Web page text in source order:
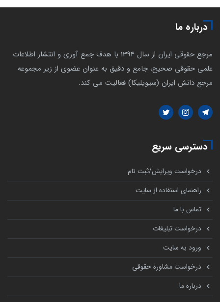
درباره ما
مرجع حقوقی ایران از سال 1394 با هدف جمع آوری و انتشار اطلاعات
علمی حقوقی صحیح، جامع و دقیق به عنوان عضوی از زیر مجموعه
مرجع دانش ایران (سیویلیکا) فعالیت می کند.
دسترسی سریع
درخواست ویرایش/ثبت نام
راهنمای استفاده از سایت
تماس با ما
درخواست تبلیغات
ورود به سایت
درخواست مشاوره حقوقی
درباره ما